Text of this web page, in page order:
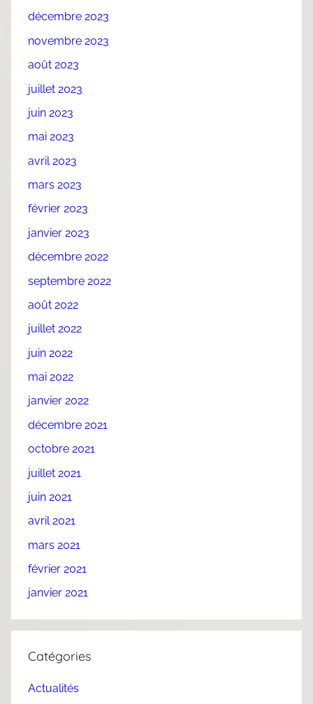
décembre 2023
novembre 2023
août 2023
juillet 2023
juin 2023
mai 2023
avril 2023
mars 2023
février 2023
janvier 2023
décembre 2022
septembre 2022
août 2022
juillet 2022
juin 2022
mai 2022
janvier 2022
décembre 2021
octobre 2021
juillet 2021
juin 2021
avril 2021
mars 2021
février 2021
janvier 2021
Catégories
Actualités